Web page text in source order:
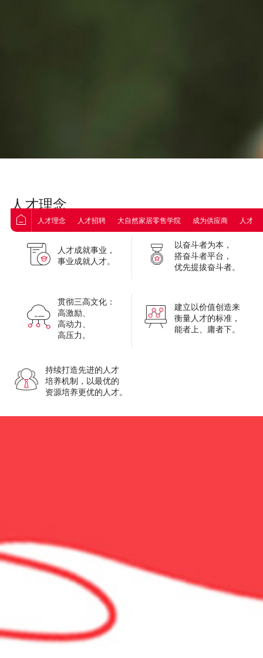
人才理念 人才招聘 大自然家居零售学院 成为供应商 人才热
人才理念
人才成就事业，
事业成就人才。
以奋斗者为本，
搭奋斗者平台，
优先提拔奋斗者。
贯彻三高文化：
高激励、
高动力、
高压力。
建立以价值创造来
衡量人才的标准，
能者上、庸者下。
持续打造先进的人才
培养机制，以最优的
资源培养更优的人才。